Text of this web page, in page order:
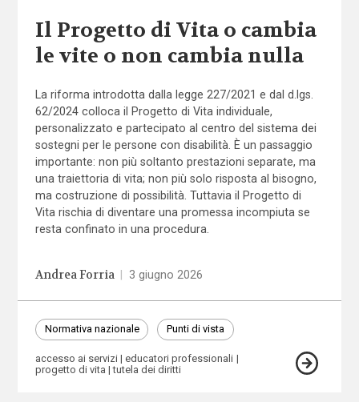
Il Progetto di Vita o cambia
le vite o non cambia nulla
La riforma introdotta dalla legge 227/2021 e dal d.lgs.
62/2024 colloca il Progetto di Vita individuale,
personalizzato e partecipato al centro del sistema dei
sostegni per le persone con disabilità. È un passaggio
importante: non più soltanto prestazioni separate, ma
una traiettoria di vita; non più solo risposta al bisogno,
ma costruzione di possibilità. Tuttavia il Progetto di
Vita rischia di diventare una promessa incompiuta se
resta confinato in una procedura.
Andrea Forria | 3 giugno 2026
Normativa nazionale Punti di vista
accesso ai servizi
educatori professionali
progetto di vita
tutela dei diritti